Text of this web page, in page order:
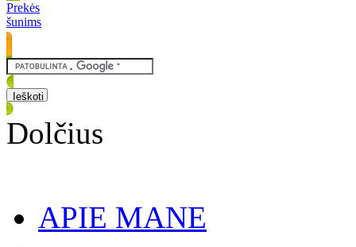
Prekės
šunims
Dolčius
APIE MANE